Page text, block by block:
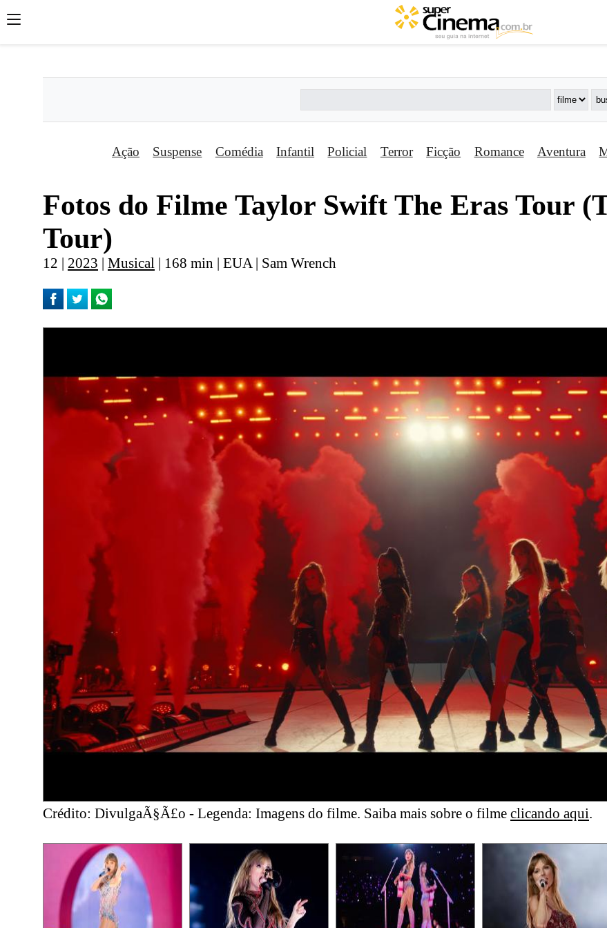
';';
Ação Suspense Comédia Infantil Policial Terror Ficção Romance Aventura
Fotos do Filme Taylor Swift The Eras Tour
Tour)
12 | 2023 | Musical | 168 min | EUA | Sam Wrench
Crédito: DivulgaÃ§Ã£o - Legenda: Imagens do filme. Saiba mais sobre o filme clicando aqui.